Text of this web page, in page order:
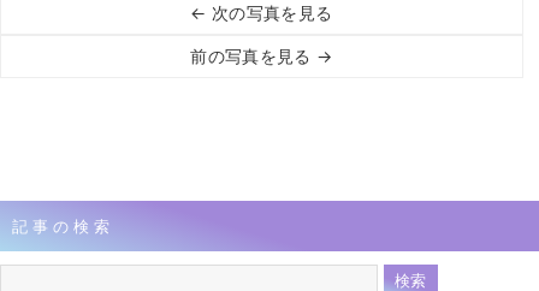
← 次の写真を見る
前の写真を見る →
記事の検索